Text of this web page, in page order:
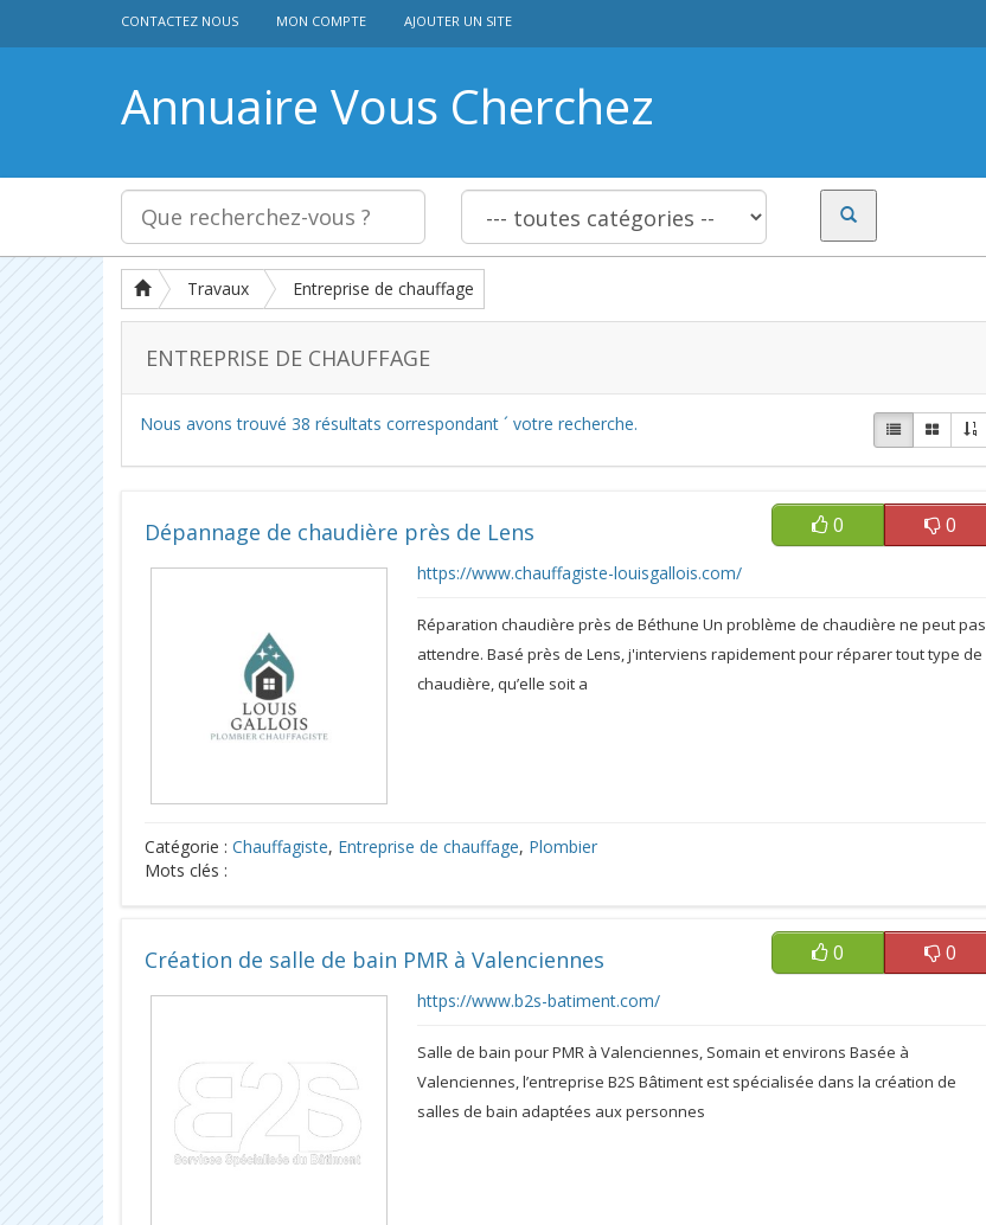
CONTACTEZ NOUS MON COMPTE AJOUTER UN SITE
Annuaire Vous Cherchez
Travaux Entreprise de chauffage
ENTREPRISE DE CHAUFFAGE
Nous avons trouvé 38 résultats correspondant ´ votre recherche.
0 0
Dépannage de chaudière près de Lens
https://www.chauffagiste-louisgallois.com/
Réparation chaudière près de Béthune Un problème de chaudière ne peut pas
attendre. Basé près de Lens, j'interviens rapidement pour réparer tout type de
chaudière, qu’elle soit a
Catégorie : Chauffagiste, Entreprise de chauffage, Plombier
Mots clés :
0 0
Création de salle de bain PMR à Valenciennes
https://www.b2s-batiment.com/
Salle de bain pour PMR à Valenciennes, Somain et environs Basée à
Valenciennes, l’entreprise B2S Bâtiment est spécialisée dans la création de
salles de bain adaptées aux personnes